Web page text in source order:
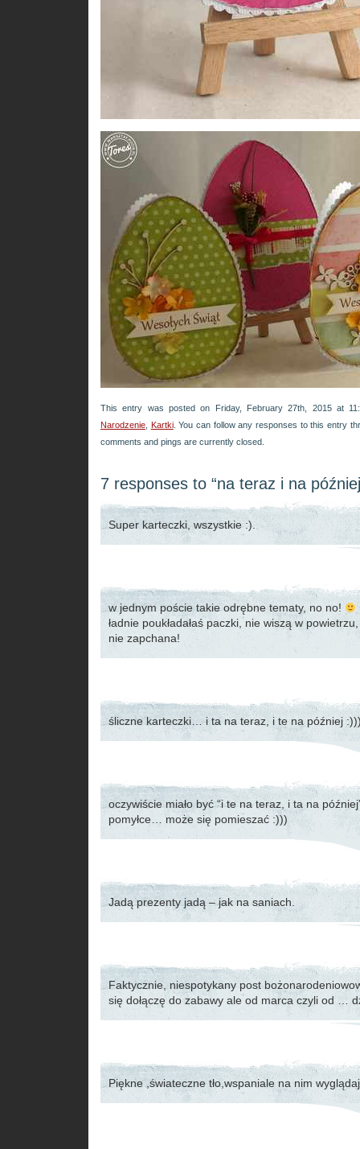
This entry was posted on Friday, February 27th, 2015 at
Narodzenie
Kartki. You can follow any responses to this entry
comments and pings are currently closed.
7 responses to “na teraz i na
Super karteczki, wszystkie :).
w jednym poście takie odrębne tematy, no no!
ładnie poukładałaś paczki, nie wiszą w
nie zapchana!
śliczne karteczki… i ta na teraz, i te na później
oczywiście miało być “i te na teraz, i ta na
pomyłce… może się pomieszać :)))
Jadą prezenty jadą – jak na saniach.
Faktycznie, niespotykany post
się dołączę do zabawy ale od marca czyli od …
Piękne ,świateczne tło,wspaniale na nim